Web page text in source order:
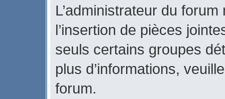
L’administrateur du
l’insertion de pièces
seuls certains groupes
plus d’informations,
forum.